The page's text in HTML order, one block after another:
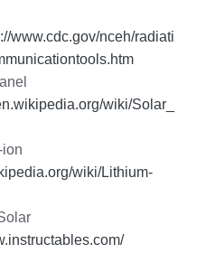
www.cdc.gov/nceh/radiati
wiki/Solar_
wiki/Lithium-